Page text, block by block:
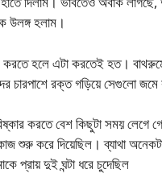
উলঙ্গ হলাম।
করতে হলে এটা করতেই হত।
চারপাশে রক্ত গড়িয়ে সেগুলো
করতে বেশ কিছুটা সময় লেগে
শুরু করে দিয়েছিল। ব্যাথা
প্রায় দুই ঘন্টা ধরে চুদেছিল